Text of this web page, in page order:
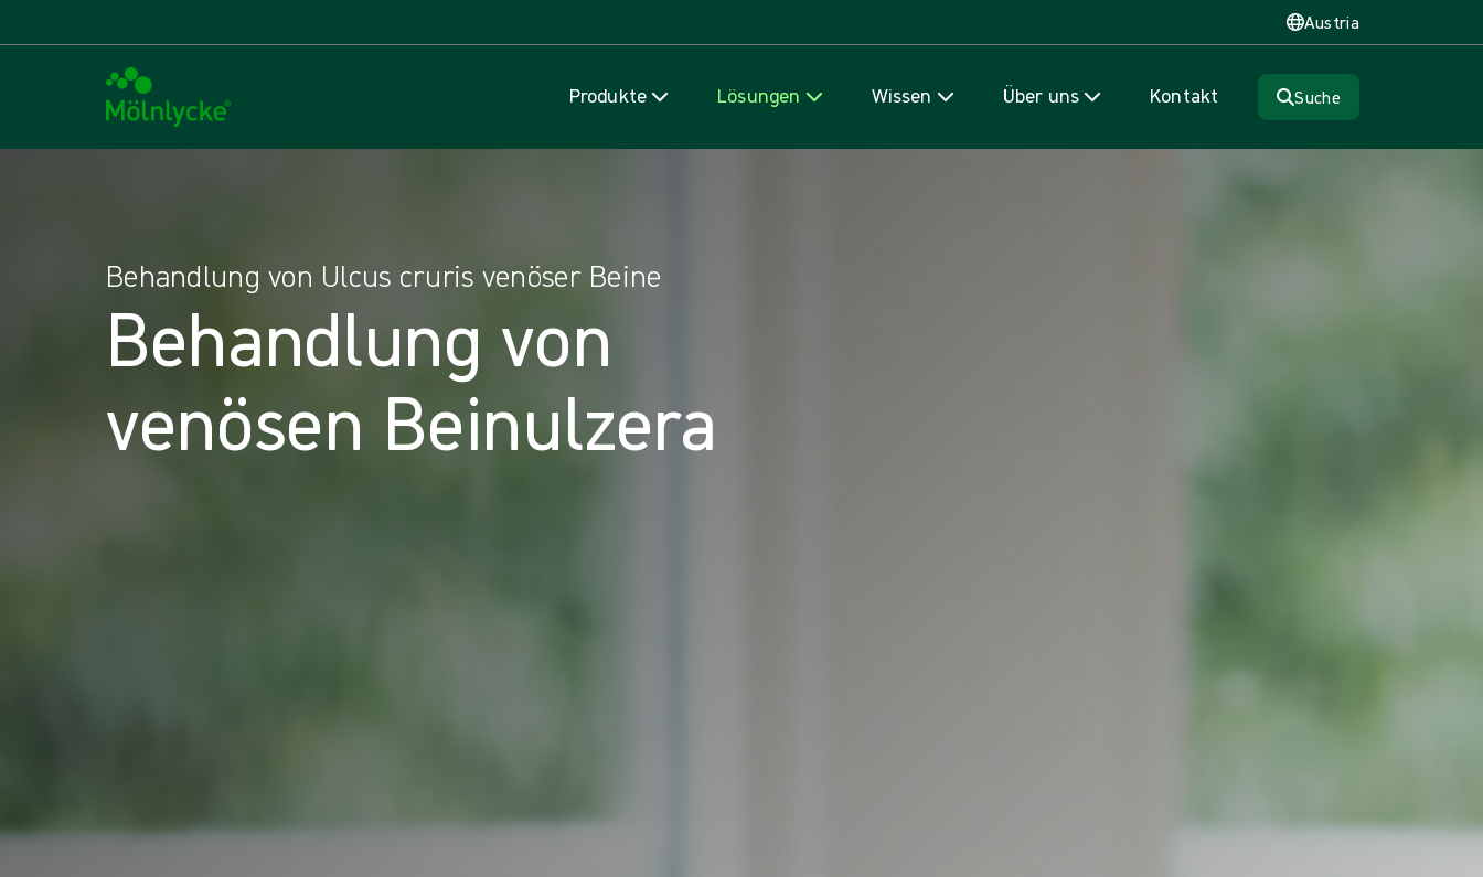
Austria
Produkte Lösungen Wissen Über uns Kontakt Suche
Behandlung von Ulcus cruris venöser Beine
Behandlung von
venösen Beinulzera